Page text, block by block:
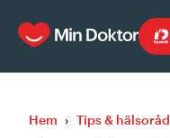
Hem › Tips & hälsoråd